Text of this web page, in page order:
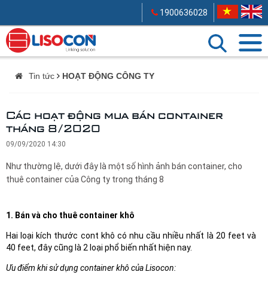
1900636028
Tin tức HOẠT ĐỘNG CÔNG TY
Các hoạt động mua bán container
tháng 8/2020
09/09/2020 14:30
Như thường lệ, dưới đây là một số hình ảnh bán container, cho
thuê container của Công ty trong tháng 8
1. Bán và cho thuê container khô
Hai loại kích thước cont khô có nhu cầu nhiều nhất là 20 feet và
40 feet, đây cũng là 2 loại phổ biến nhất hiện nay.
Ưu điểm khi sử dụng container khô của Lisocon: